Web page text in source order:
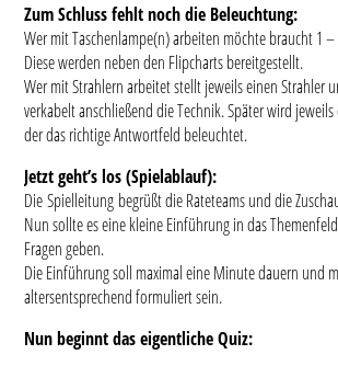
Zum Schluss fehlt noch die Beleuchtung:
Wer mit Taschenlampe(n) arbeiten möchte braucht 1
Diese werden neben den Flipcharts bereitgestellt.
Wer mit Strahlern arbeitet stellt jeweils einen Strahler
verkabelt anschließend die Technik. Später wird
der das richtige Antwortfeld beleuchtet.
Jetzt geht’s los (Spielablauf):
Die Spielleitung begrüßt die Rateteams und die
Nun sollte es eine kleine Einführung in das
Fragen geben.
Die Einführung soll maximal eine Minute dauern und
altersentsprechend formuliert sein.
Nun beginnt das eigentliche Quiz: